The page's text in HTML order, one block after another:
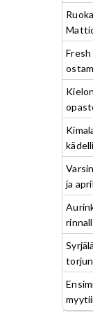
ja